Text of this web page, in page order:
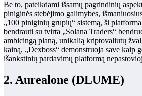
Be to, pateikdami išsamų pagrindinių
piniginės stebėjimo galimybes,
„100 piniginių grupių“ sistemą, ši
bendrauti su tvirta „Solana Traders“
ambicingą planą, unikalią kriptovaliutų
kainą, „Dexboss“ demonstruoja save kaip
išankstinių pardavimų platformą
2. Aurealone (DLUME)